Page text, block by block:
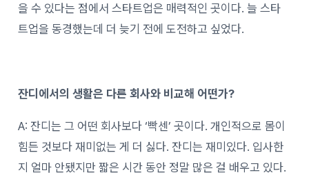
을 수 있다는 점에서 스타트업은 매력적인 곳이다. 늘 스타
트업을 동경했는데 더 늦기 전에 도전하고 싶었다.
잔디에서의 생활은 다른 회사와 비교해 어떤가?
A: 잔디는 그 어떤 회사보다 ‘빡센’ 곳이다. 개인적으로 몸이
힘든 것보다 재미없는 게 더 싫다. 잔디는 재미있다. 입사한
지 얼마 안됐지만 짧은 시간 동안 정말 많은 걸 배우고 있다.